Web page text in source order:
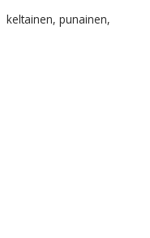
keltainen, punainen,